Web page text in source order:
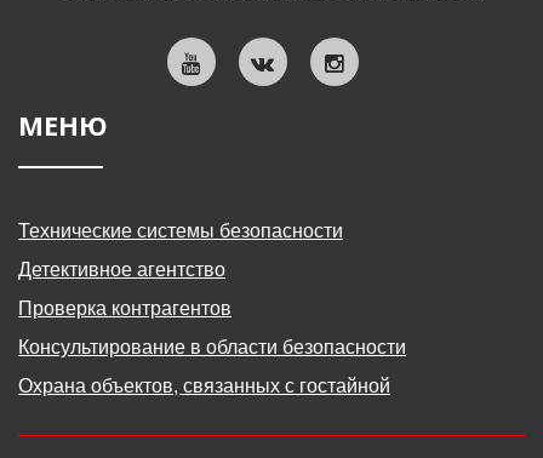
МЕНЮ
Технические системы безопасности
Детективное агентство
Проверка контрагентов
Консультирование в области безопасности
Охрана объектов, связанных с гостайной